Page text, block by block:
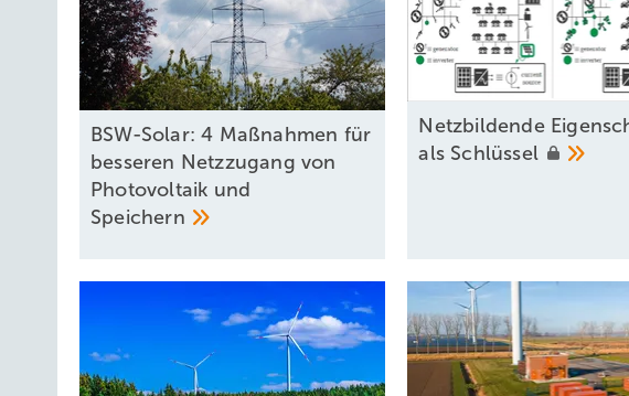
BSW-Solar: 4 Maßnahmen für
besseren Netzzugang von
Photovoltaik und
Speichern
Ne tzbildende
als Schlüssel